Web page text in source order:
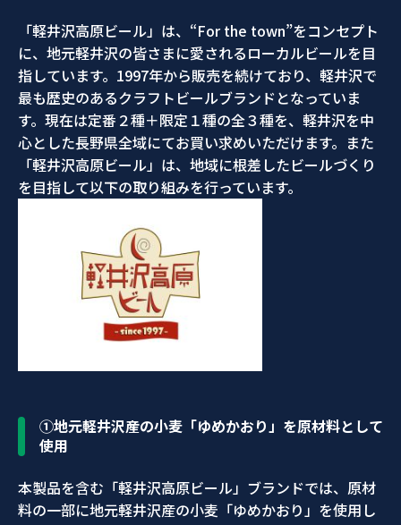
「軽井沢高原ビール」は、“For the town”をコンセプト
に、地元軽井沢の皆さまに愛されるローカルビールを目
指しています。1997年から販売を続けており、軽井沢で
最も歴史のあるクラフトビールブランドとなっていま
す。現在は定番２種＋限定１種の全３種を、軽井沢を中
心とした長野県全域にてお買い求めいただけます。また
「軽井沢高原ビール」は、地域に根差したビールづくり
を目指して以下の取り組みを行っています。
①地元軽井沢産の小麦「ゆめかおり」を原材料として
使用
本製品を含む「軽井沢高原ビール」ブランドでは、原材
料の一部に地元軽井沢産の小麦「ゆめかおり」を使用し